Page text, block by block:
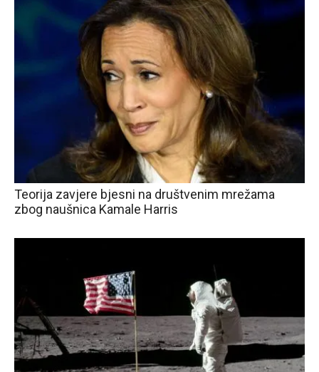
Teorija zavjere bjesni na društvenim mrežama
zbog naušnica Kamale Harris